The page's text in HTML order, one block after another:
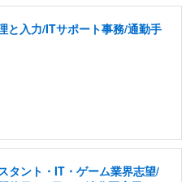
と入力/ITサポート事務/通勤手
タント・IT・ゲーム業界志望/